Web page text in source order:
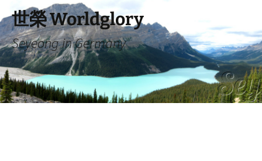
to
content
世榮 Worldglory
Seyeong in Germany